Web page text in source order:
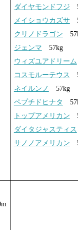
ダイヤモンドフジ
メイショウカズサ
クリノドラゴン
ジェンマ 57kg
ウィズユアドリーム
コスモルーテウス
ネイルンノ
57kg
ペプチドヒナタ
トップアメリカン
ダイタジャスティス
サノノアメリカン